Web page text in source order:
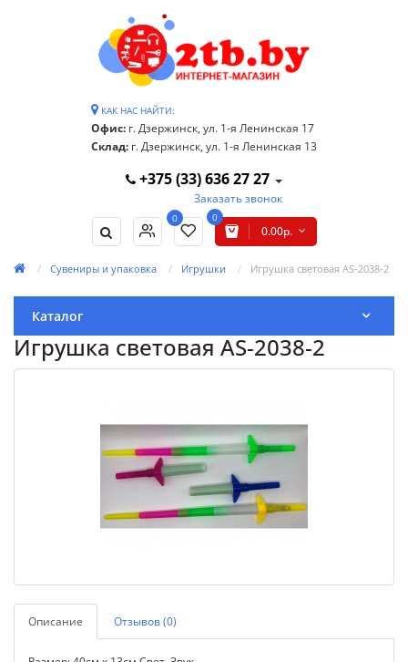
КАК НАС НАЙТИ:
Офис: г. Дзержинск, ул. 1-я Ленинская 17
Склад: г. Дзержинск, ул. 1-я Ленинская 13
+375 (33) 636 27 27
Заказать звонок
0 0
0.00р.
Сувениры и упаковка Игрушки Игрушка световая AS-2038-2
Каталог
Игрушка световая AS-2038-2
Описание Отзывов (0)